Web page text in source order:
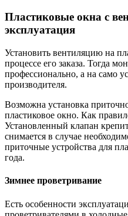
Пластиковые окна с
эксплуатация
Установить вентиляцию на
процессе его заказа. Тогда
профессионально, а на само
производителя.
Возможна установка
пластиковое окно. Как
Установленный клапан
снимается в случае
приточные устройства для
года.
Зимнее проветривание
Есть особенности